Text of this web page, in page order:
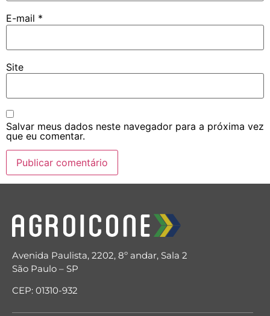
E-mail *
Site
Salvar meus dados neste navegador para a próxima vez
que eu comentar.
Avenida Paulista, 2202, 8º andar, Sala 2
São Paulo – SP
CEP: 01310-932